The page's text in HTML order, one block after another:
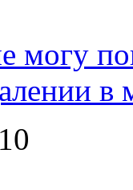
могу
в